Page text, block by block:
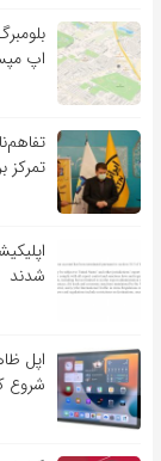
اپ
تمرکز
شدند
اپل
شروع